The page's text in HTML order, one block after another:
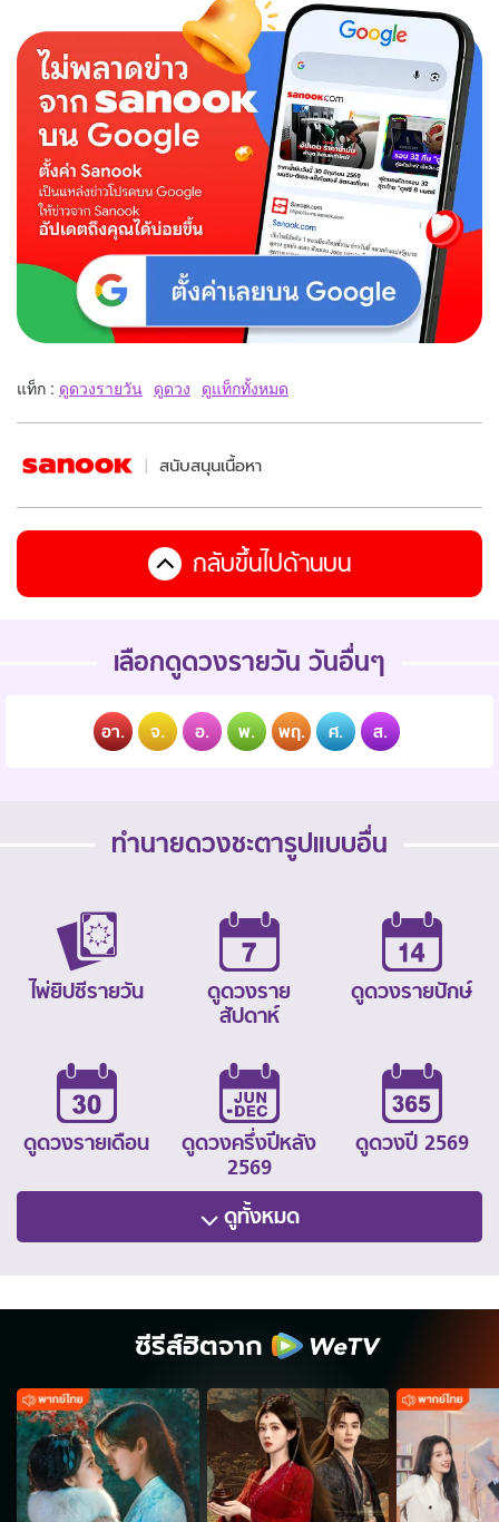
แท็ก : ดูดวงรายวัน ดูดวง ดูแท็กทั้งหมด
สนับสนุนเนื้อหา
กลับขึ้นไปด้านบน
เลือกดูดวงรายวัน วันอื่นๆ
อา. จ. อ. พ. พฤ. ศ. ส.
ทำนายดวงชะตารูปแบบอื่น
ไพ่ยิปซีรายวัน
ดูดวงราย
สัปดาห์
ดูดวงรายปักษ์
ดูดวงรายเดือน
ดูดวงครึ่งปีหลัง
2569
ดูดวงปี 2569
ดูทั้งหมด
ซีรีส์ฮิตจาก